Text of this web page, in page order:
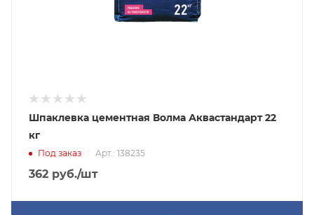
Шпаклевка цементная Волма Аквастандарт 22
кг
Под заказ Арт.: 138235
362 руб./шт